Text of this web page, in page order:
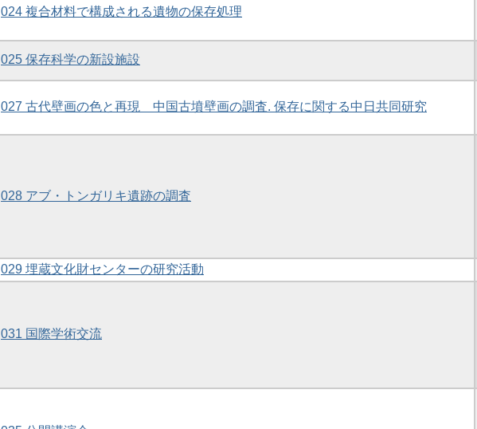
024 複合材料で構成される遺物の保存処理
025 保存科学の新設施設
027 古代壁画の色と再現 中国古墳壁画の調査. 保存に関する中日共同研究
028 アブ・トンガリキ遺跡の調査
029 埋蔵文化財センターの研究活動
031 国際学術交流